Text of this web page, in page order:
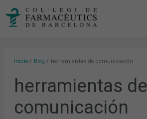
Inicio Blog herramientas de comunicación
herramientas de
comunicación